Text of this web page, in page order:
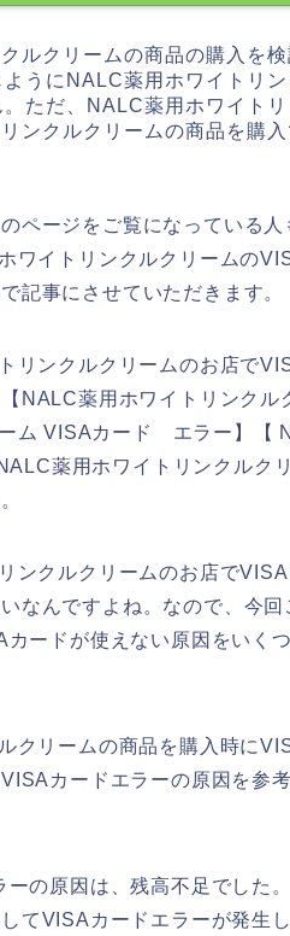
ルクリームの商品の購入を
うにNALC薬用ホワイトリ
ただ、NALC薬用ホワイト
ンクルクリームの商品を購
ページをご覧になっている人
ワイトリンクルクリームの
記事にさせていただきます。
リンクルクリームのお店で
NALC薬用ホワイトリンクル
ム VISAカード エラー】【
薬用ホワイトリンクルク
ンクルクリームのお店で
なんですよね。なので、今
ードが使えない原因をいく
クリームの商品を購入時に
カードエラーの原因を参
の原因は、残高不足でした
てVISAカードエラーが発生